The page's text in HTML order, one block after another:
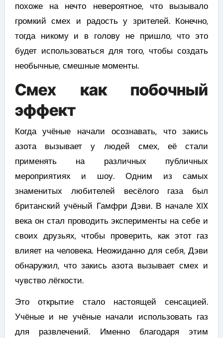
похоже на нечто невероятное, что вызывало
громкий смех и радость у зрителей. Конечно,
тогда никому и в голову не пришло, что это
будет использоваться для того, чтобы создать
необычные, смешные моменты.
Смех как побочный
эффект
Когда учёные начали осознавать, что закись
азота вызывает у людей смех, её стали
применять на различных публичных
мероприятиях и шоу. Одним из самых
знаменитых любителей весёлого газа был
британский учёный Гамфри Дэви. В начале XIX
века он стал проводить эксперименты на себе и
своих друзьях, чтобы проверить, как этот газ
влияет на человека. Неожиданно для себя, Дэви
обнаружил, что закись азота вызывает смех и
чувство лёгкости.
Это открытие стало настоящей сенсацией.
Учёные и не учёные начали использовать газ
для развлечений. Именно благодаря этим